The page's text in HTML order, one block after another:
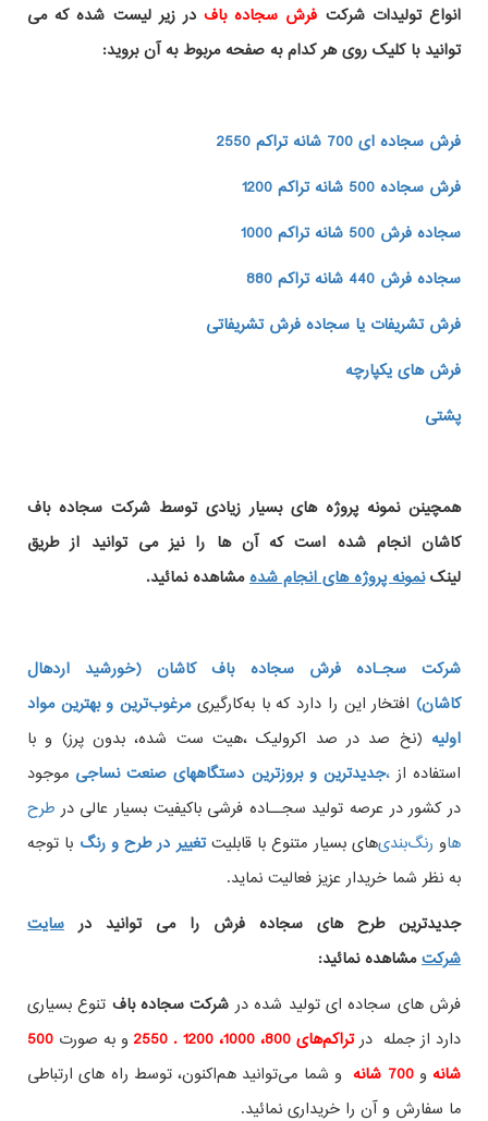
انواع تولیدات شرکت فرش سجاده بافدر زیر لیست شده که می
توانید با کلیک روی هر کدام به صفحه مربوط به آن بروید:
فرش سجاده ای 700 شانه تراکم 2550
فرش سجاده 500 شانه تراکم 1200
سجاده فرش 500 شانه تراکم 1000
سجاده فرش 440 شانه تراکم 880
فرش تشریفات یا سجاده فرش تشریفاتی
فرش های یکپارچه
پشتی
همچینننمونه پروژه های بسیار زیادی توسط شرکت سجاده باف
کاشان انجام شده است که آن ها را نیز می توانید از طریق
لینکنمونه پروژه های انجام شدهمشاهده نمائید.
شرکت سجـاده فرش سجاده باف کاشان (خورشید اردهال
کاشان) افتخار این را دارد که با به‌کارگیریمرغوب‌ترین و بهترین مواد
اولیه (نخ صد در صد اکرولیک ،هیت ست شده، بدون پرز) و با
استفاده ازجدیدترین و بروزترین دستگاههای صنعت نساجی،
موجود
در کشور در عرصه تولید سجــاده فرشی باکیفیت بسیار عالی درطرح
هاو های بسیار متنوع با قابلیتتغییر در طرح و رنگ با توجه
به نظر شما خریدار عزیز فعالیت نماید.
جدیدترین طرح های سجاده فرش را می توانید در سایت
شرکتمشاهده نمائید:
فرش های سجاده ای تولید شده درشرکت سجاده باف تنوع بسیاری
دارد از جمله درتراکم‌های 800، 1000، 1200 . 2550 و به صورت 500
شانه و700 شانه
و شما می‌توانید هم‌اکنون، توسط راه های ارتباطی
ما سفارش و آن را خریداری نمائید.